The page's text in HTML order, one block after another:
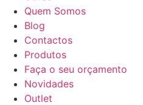
Quem Somos
Blog
Contactos
Produtos
Faça o seu orçamento
Novidades
Outlet